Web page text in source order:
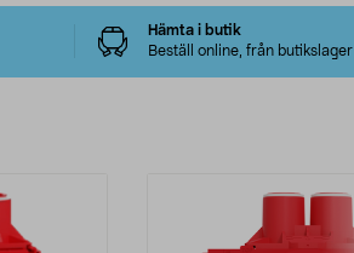
Hämta i butik
Beställ online, från butikslager